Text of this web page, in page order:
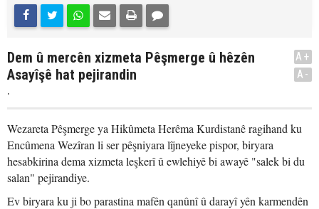
Dem û mercên xizmeta Pêşmerge û hêzên
Asayîşê hat pejirandin
.
A+
A-
Wezareta Pêşmerge ya Hikûmeta Herêma Kurdistanê ragihand ku
Encûmena Wezîran li ser pêşniyara lîjneyeke pispor, biryara
hesabkirina dema xizmeta leşkerî û ewlehiyê bi awayê "salek bi du
salan" pejirandiye.
Ev biryara ku ji bo parastina mafên qanûnî û darayî yên karmendên